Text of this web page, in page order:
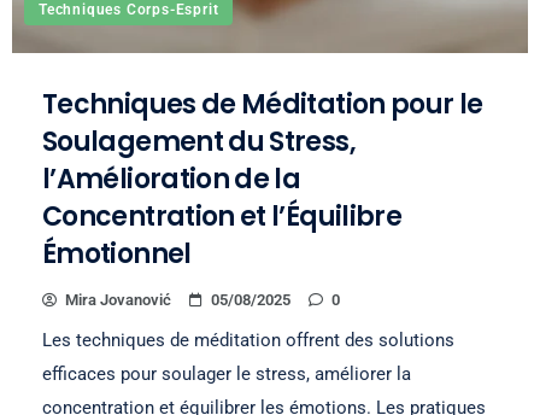
Techniques Corps-Esprit
Techniques de Méditation pour le
Soulagement du Stress,
l’Amélioration de la
Concentration et l’Équilibre
Émotionnel
Mira Jovanović 05/08/2025 0
Les techniques de méditation offrent des solutions
efficaces pour soulager le stress, améliorer la
concentration et équilibrer les émotions. Les pratiques